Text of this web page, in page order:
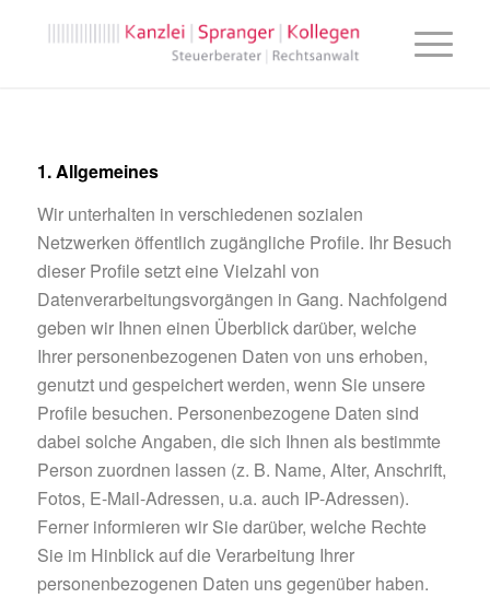
1. Allgemeines
Wir unterhalten in verschiedenen sozialen
Netzwerken öffentlich zugängliche Profile. Ihr Besuch
dieser Profile setzt eine Vielzahl von
Datenverarbeitungsvorgängen in Gang. Nachfolgend
geben wir Ihnen einen Überblick darüber, welche
Ihrer personenbezogenen Daten von uns erhoben,
genutzt und gespeichert werden, wenn Sie unsere
Profile besuchen. Personenbezogene Daten sind
dabei solche Angaben, die sich Ihnen als bestimmte
Person zuordnen lassen (z. B. Name, Alter, Anschrift,
Fotos, E-Mail-Adressen, u.a. auch IP-Adressen).
Ferner informieren wir Sie darüber, welche Rechte
Sie im Hinblick auf die Verarbeitung Ihrer
personenbezogenen Daten uns gegenüber haben.